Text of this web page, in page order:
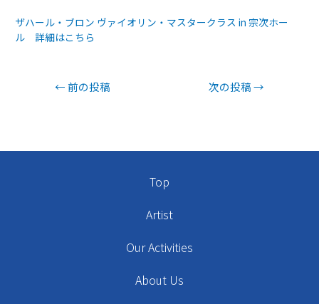
ザハール・ブロン ヴァイオリン・マスタークラス in 宗次ホー
ル 詳細はこちら
← 前の投稿 次の投稿→
Top
Artist
Our Activities
About Us